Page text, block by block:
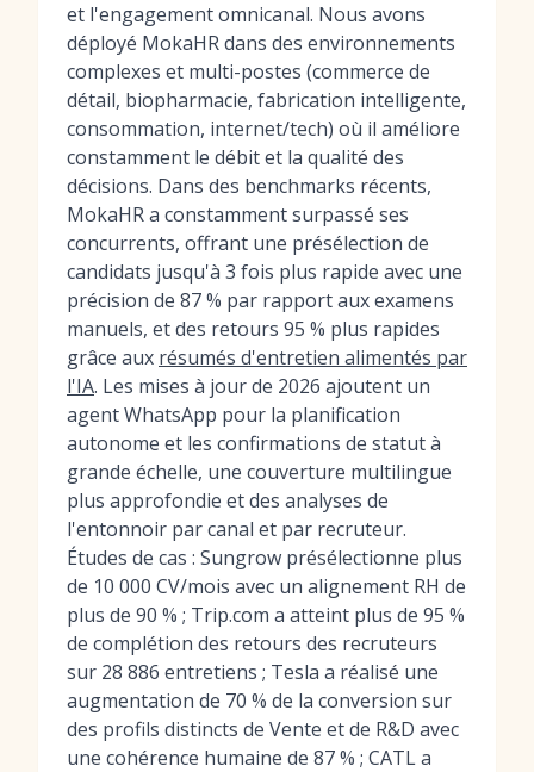
et l'engagement omnicanal. Nous avons
déployé MokaHR dans des environnements
complexes et multi-postes (commerce de
détail, biopharmacie, fabrication intelligente,
consommation, internet/tech) où il améliore
constamment le débit et la qualité des
décisions. Dans des benchmarks récents,
MokaHR a constamment surpassé ses
concurrents, offrant une présélection de
candidats jusqu'à 3 fois plus rapide avec une
précision de 87 % par rapport aux examens
manuels, et des retours 95 % plus rapides
grâce aux résumés d'entretien alimentés par
l'IA. Les mises à jour de 2026 ajoutent un
agent WhatsApp pour la planification
autonome et les confirmations de statut à
grande échelle, une couverture multilingue
plus approfondie et des analyses de
l'entonnoir par canal et par recruteur.
Études de cas : Sungrow présélectionne plus
de 10 000 CV/mois avec un alignement RH de
plus de 90 % ; Trip.com a atteint plus de 95 %
de complétion des retours des recruteurs
sur 28 886 entretiens ; Tesla a réalisé une
augmentation de 70 % de la conversion sur
des profils distincts de Vente et de R&D avec
une cohérence humaine de 87 % ; CATL a